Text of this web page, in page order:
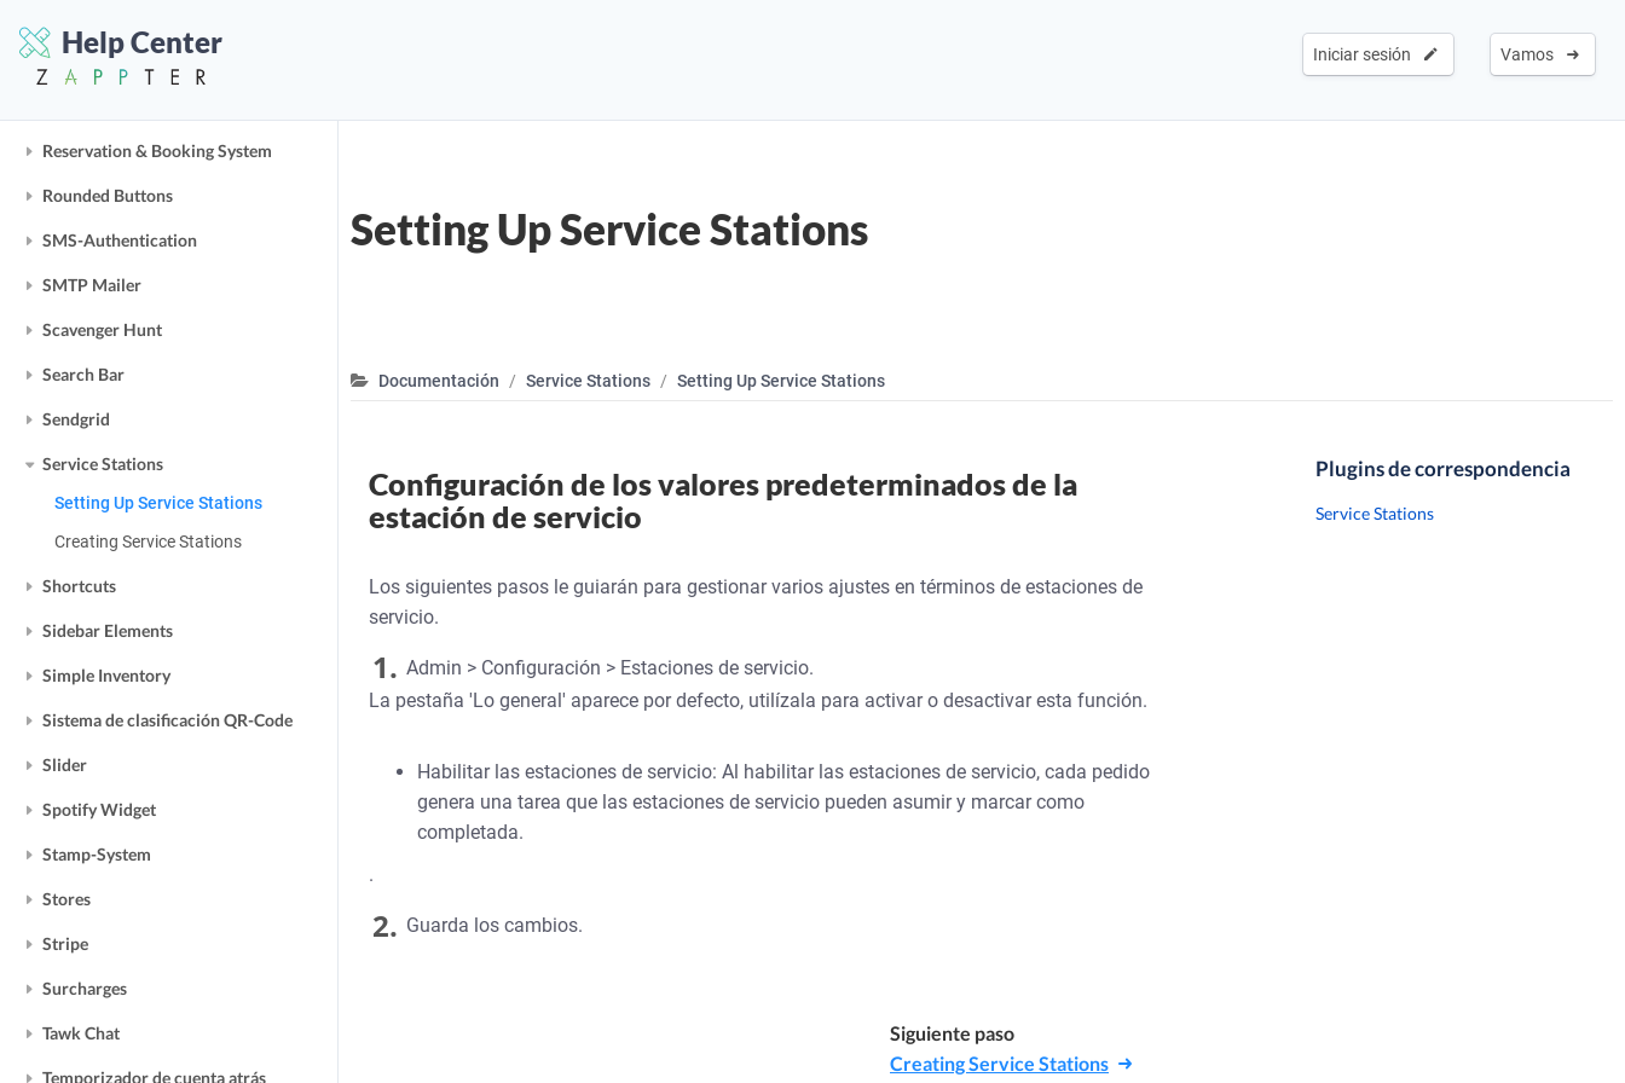
Help Center Vamos
Iniciar sesión
Recommendations
Reservation & Booking System
Rounded Buttons
SMS-Authentication
SMTP Mailer
Scavenger Hunt
Search Bar
Sendgrid
Service Stations
Setting Up Service Stations
Creating Service Stations
Shortcuts
Sidebar Elements
Simple Inventory
Sistema de clasificación QR-Code
Slider
Spotify Widget
Stamp-System
Stores
Stripe
Surcharges
Tawk Chat
Temporizador de cuenta atrás
Setting Up Service Stations
Documentación Service Stations Setting Up Service Stations
Configuración de los valores predeterminados de la
estación de servicio
Los siguientes pasos le guiarán para gestionar varios ajustes en términos de estaciones de
servicio.
1. Admin > Configuración > Estaciones de servicio.
La pestaña 'Lo general' aparece por defecto, utilízala para activar o desactivar esta función.
Habilitar las estaciones de servicio: Al habilitar las estaciones de servicio, cada pedido
genera una tarea que las estaciones de servicio pueden asumir y marcar como
completada.
.
2. Guarda los cambios.
Siguiente paso
Creating Service Stations
Plugins de correspondencia
Service Stations